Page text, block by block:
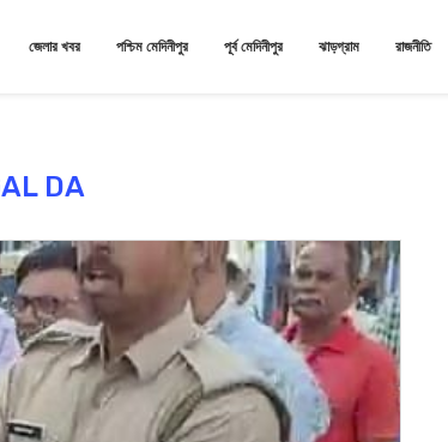
জেলার খবর পশ্চিম মেদিনীপুর পূর্ব মেদিনীপুর ঝাড়গ্রাম রাজনীতি
DA